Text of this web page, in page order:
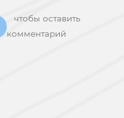
чтобы оставить
комментарий